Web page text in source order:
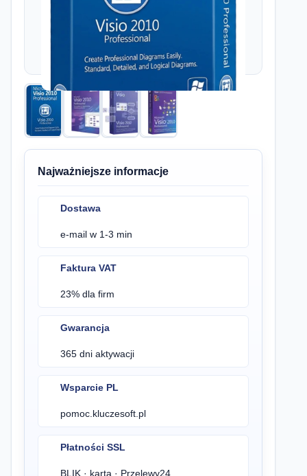
Najważniejsze informacje
Dostawa
e-mail w 1-3 min
Faktura VAT
23% dla firm
Gwarancja
365 dni aktywacji
Wsparcie PL
pomoc.kluczesoft.pl
Płatności SSL
BLIK · karta · Przelewy24